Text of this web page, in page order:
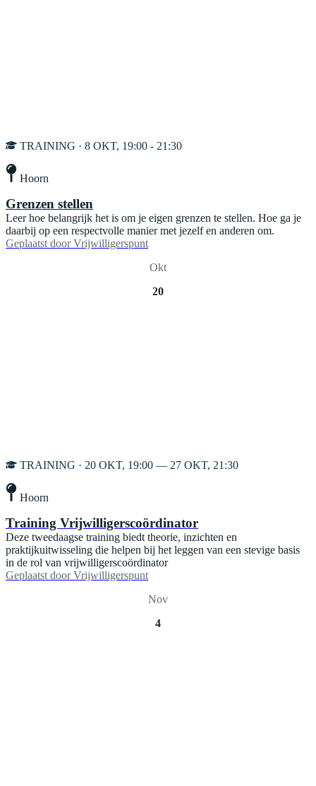
TRAINING · 8 OKT, 19:00 - 21:30
Hoorn
Grenzen stellen
Leer hoe belangrijk het is om je eigen grenzen te stellen. Hoe ga je
daarbij op een respectvolle manier met jezelf en anderen om.
Geplaatst door Vrijwilligerspunt
Okt
20
TRAINING · 20 OKT, 19:00 — 27 OKT, 21:30
Hoorn
Training Vrijwilligerscoördinator
Deze tweedaagse training biedt theorie, inzichten en
praktijkuitwisseling die helpen bij het leggen van een stevige basis
in de rol van vrijwilligerscoördinator
Geplaatst door Vrijwilligerspunt
Nov
4